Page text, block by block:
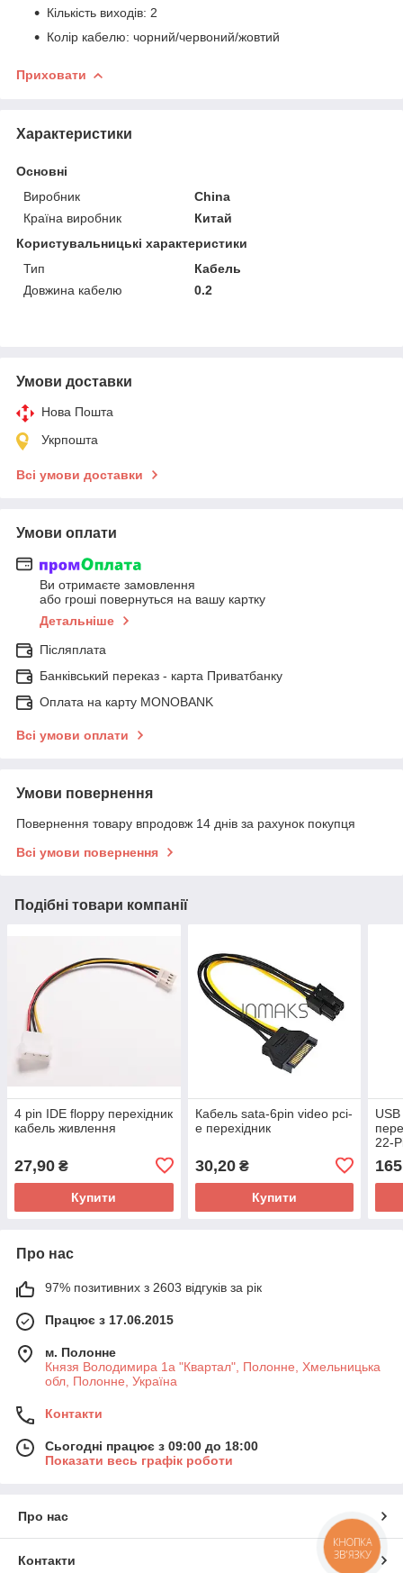
Кількість виходів: 2
Колір кабелю: чорний/червоний/жовтий
Приховати
Характеристики
Основні
Виробник
China
Країна виробник
Китай
Користувальницькі характеристики
Тип
Кабель
Довжина кабелю
0.2
Умови доставки
Нова Пошта
Укрпошта
Всі умови доставки
Умови оплати
Ви отримаєте замовлення
або гроші повернуться на вашу картку
Детальніше
Післяплата
Банківський переказ - карта Приватбанку
Оплата на карту MONOBANK
Всі умови оплати
Умови повернення
Повернення товару впродовж 14 днів за рахунок покупця
Всі умови повернення
Подібні товари компанії
4 pin IDE floppy перехідник
кабель живлення
27,90 ₴
Купити
Кабель sata-6pin video pci-
e перехідник
30,20₴
Купити
22-
Про нас
97% позитивних з 2603 відгуків за рік
Працює з 17.06.2015
м. Полонне
Князя Володимира 1а "Квартал", Полонне, Хмельницька
обл, Полонне, Україна
Контакти
Сьогодні працює з 09:00 до 18:00
Показати весь графік роботи
Про нас
Контакти
КНОПКА
ЗВ'ЯЗКУ